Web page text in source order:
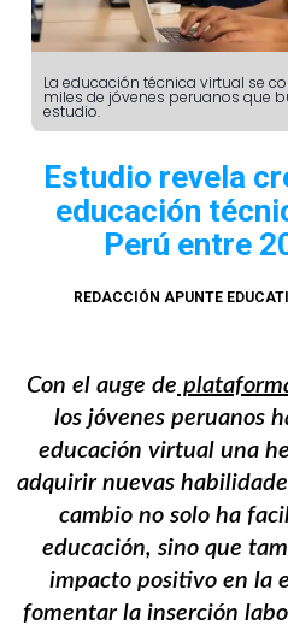
La educación técnica virtual se
miles de jóvenes peruanos que
estudio.
Estudio revela
educación
Perú entre
REDACCIÓN APUNTE
Con el auge de
los jóvenes peruanos
educación virtual una
adquirir nuevas
cambio no solo ha
educación, sino que
impacto positivo en la
fomentar la inserción